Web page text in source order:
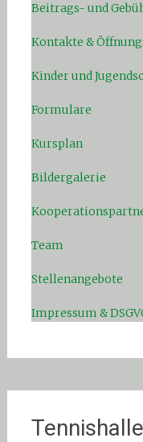
Beitrags- und
Kontakte &
Kinder und
Formulare
Kursplan
Bildergalerie
Team
Stellenangebote
Impressum &